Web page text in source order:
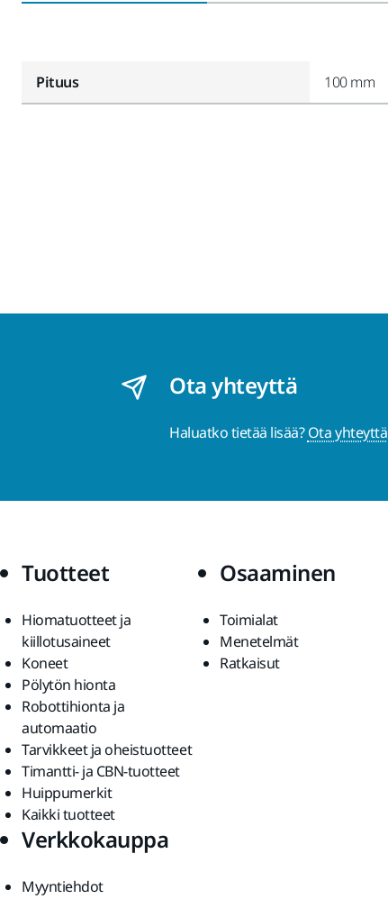
Pituus 100 mm
Ota yhteyttä
Haluatko tietää lisää?Ota yhteyttä
Tuotteet
Hiomatuotteet ja
kiillotusaineet
Koneet
Pölytön hionta
Robottihionta ja
automaatio
Tarvikkeet ja oheistuotteet
Timantti- ja CBN-tuotteet
Huippumerkit
Kaikki tuotteet
Osaaminen
Toimialat
Menetelmät
Ratkaisut
Verkkokauppa
Myyntiehdot